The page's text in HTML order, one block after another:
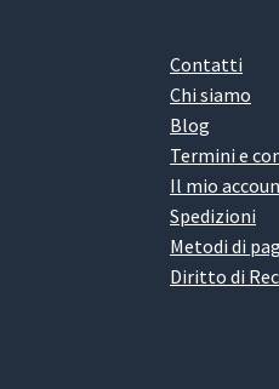
Contatti
Chi siamo
Blog
Termini e
Il mio
Spedizioni
Metodi di
Diritto di